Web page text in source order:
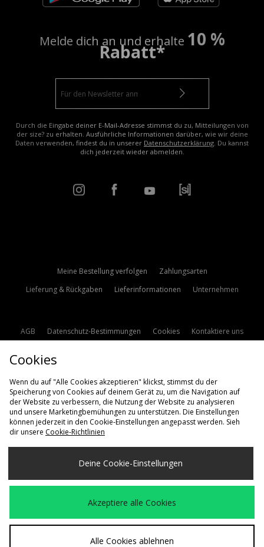
Melde dich an und erhalte 10 %
Rabatt*
Durch die Eingabe deiner E-Mail-Adresse stimmst du zu, Mitteilungen von
der size? zu erhalten. Ausführliche Informationen darüber, wie wir deine
Daten verwenden, findest du in unserer Datenschutzerklärung. Du kannst
dich jederzeit wieder abmelden.
Meine Bestellung verfolgen
Zahlungsarten
Lieferung & Rückgaben
Lieferinformationen Unternehmen
AGB Datenschutz-Bestimmungen Cookies
Kontaktiere uns
Lieferung Nach
Deutschland
Wir akzeptieren die folgenden Zahlungsmethoden
Besuchen Sie unsere Unternehmens-Website auf
Cookies
Wenn du auf "Alle Cookies akzeptieren" klickst, stimmst du der
Speicherung von Cookies auf deinem Gerät zu, um die Navigation auf
der Website zu verbessern, die Nutzung der Website zu analysieren
und unsere Marketingbemühungen zu unterstützen. Die Einstellungen
können jederzeit in den Cookie-Einstellungen angepasst werden. Sieh
dir unsere Cookie-Richtlinien
Deine Cookie-Einstellungen
Akzeptiere alle Cookies
Alle Cookies ablehnen